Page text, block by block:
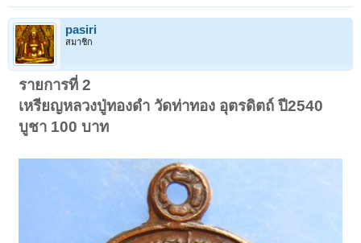
pasiri
สมาชิก
รายการที่ 2
เหรียญหลวงปู่ทองดำ วัดท่าทอง อุตรดิตถ์ ปี2540
บูชา 100 บาท